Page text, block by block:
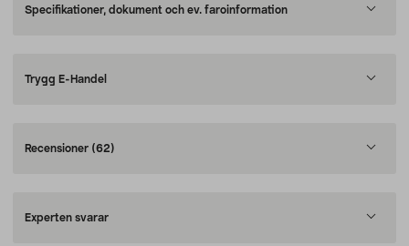
Specifikationer, dokument och ev. faroinformation
Trygg E-Handel
Recensioner (62)
Experten svarar